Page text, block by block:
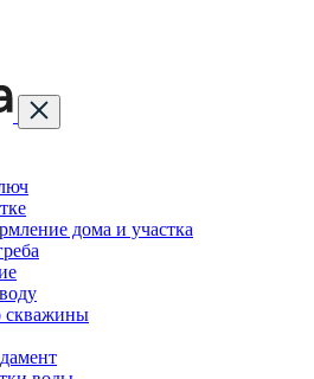
дома и участка
скважины